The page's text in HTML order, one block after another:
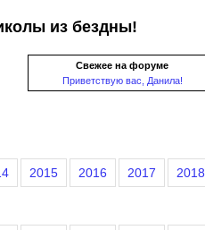
из бездны!
Свежее на форуме
Приветствую вас, Данила!
2015 2016 2017 2018